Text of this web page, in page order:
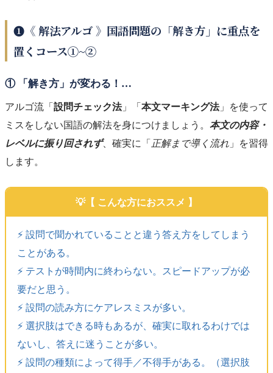
❶《 解法アルゴ 》国語問題の「解き方」に重点を
置くコース①~②
① 「解き方」が変わる！…
アルゴ流「 設問チェック法」「 本文マーキング法」を使って
ミスをしない国語の解法を身につけましょう。 本文の内容・
レベルに振り回されず、確実に「 正解まで導く流れ 」を習得
します。
【 こんな方におススメ 】
⚡️ 設問で聞かれていることと違う答え方をしてしまう
ことがある。
⚡️ テストが時間内に終わらない。スピードアップが必
要だと思う。
⚡️ 設問の読み方にケアレスミスが多い。
⚡️ 選択肢はできる時もあるが、確実に取れるわけでは
ないし、答えに迷うことが多い。
⚡️ 設問の種類によって得手／不得手がある。（選択肢